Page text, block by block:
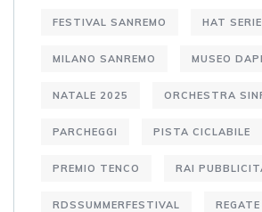
FESTIVAL SANREMO HAT
MILANO SANREMO MUSEO
NATALE 2025 ORCHESTRA
PARCHEGGI PISTA CICLABILE
PREMIO TENCO RAI
RDSSUMMERFESTIVAL REGATE